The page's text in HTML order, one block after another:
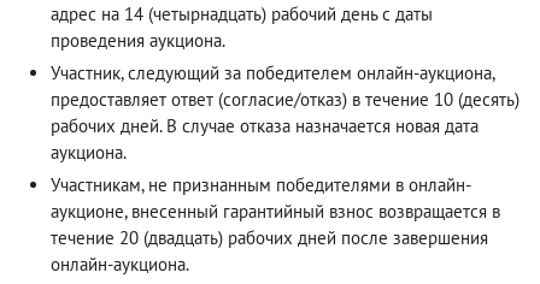
адрес на 14 (четырнадцать) рабочий день с даты
проведения аукциона.
Участник, следующий за победителем онлайн-аукциона,
предоставляет ответ (согласие/отказ) в течение 10 (десять)
рабочих дней. В случае отказа назначается новая дата
аукциона.
Участникам, не признанным победителями в онлайн-
аукционе, внесенный гарантийный взнос возвращается в
течение 20 (двадцать) рабочих дней после завершения
онлайн-аукциона.